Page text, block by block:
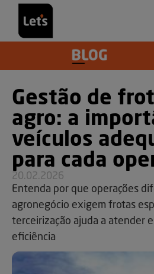
Gestão de
agro: a
veículos
para cada
20.02.2026
Entenda por que operações
agronegócio exigem frotas
terceirização ajuda a atender
eficiência